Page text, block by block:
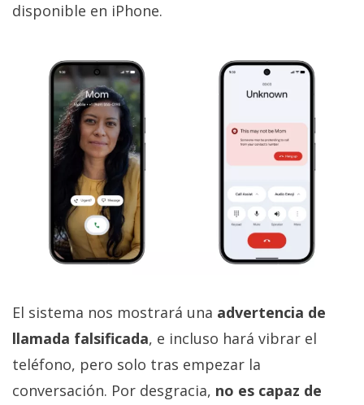
disponible en iPhone.
El sistema nos mostrará una advertencia de
llamada falsificada, e incluso hará vibrar el
teléfono, pero solo tras empezar la
conversación. Por desgracia, no es capaz de